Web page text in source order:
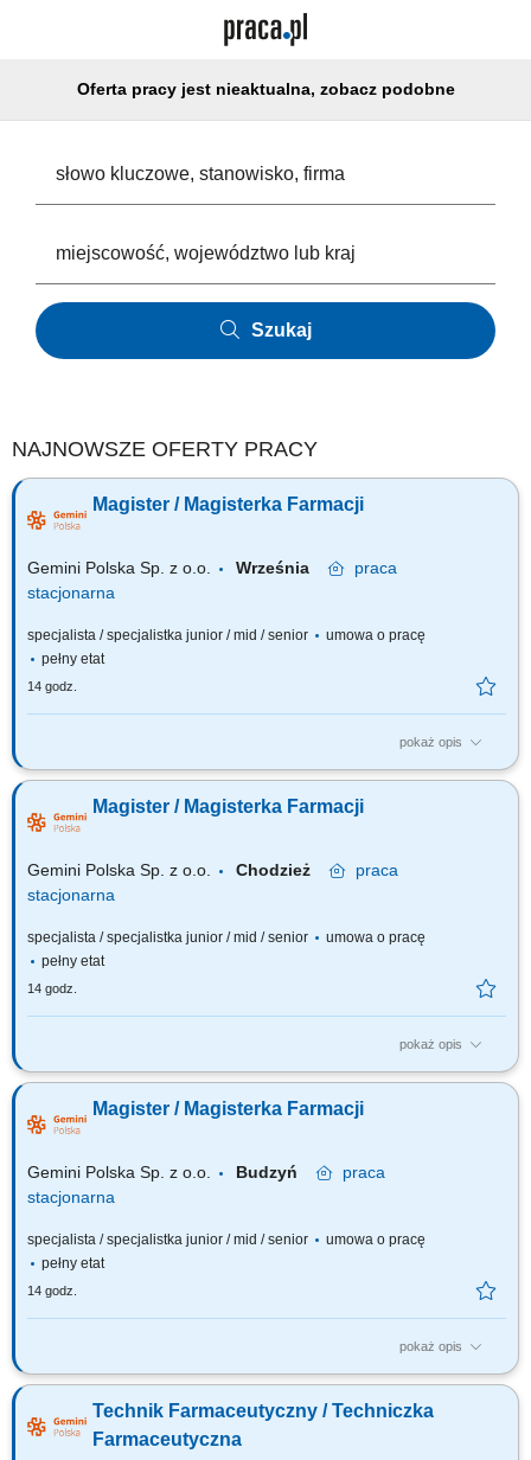
Oferta pracy jest nieaktualna, zobacz podobne
Szukaj
NAJNOWSZE OFERTY PRACY
Magister / Magisterka Farmacji
Gemini Polska Sp. z o.o. Września
praca
stacjonarna
specjalista / specjalistka junior / mid / senior
umowa o pracę
pełny etat
14 godz.
pokaż opis
Czego możesz się spodziewać? dynamiki pracy – z jednej strony
Ty jesteś ekspertem – wierzymy w Twoją fachową wiedzę, dlatego
każdemu Pacjentowi możesz poświęcić tyle czasu, ile potrzebujesz i to Ty
Magister / Magisterka Farmacji
Gemini Polska Sp. z o.o. Chodzież
praca
stacjonarna
specjalista / specjalistka junior / mid / senior
umowa o pracę
pełny etat
14 godz.
pokaż opis
Czego możesz się spodziewać? dynamiki pracy – z jednej strony
Ty jesteś ekspertem – wierzymy w Twoją fachową wiedzę, dlatego
każdemu Pacjentowi możesz poświęcić tyle czasu, ile potrzebujesz i to Ty
Magister / Magisterka Farmacji
Gemini Polska Sp. z o.o. Budzyń
praca
stacjonarna
specjalista / specjalistka junior / mid / senior
umowa o pracę
pełny etat
14 godz.
pokaż opis
Czego możesz się spodziewać? dynamiki pracy – z jednej strony
Ty jesteś ekspertem – wierzymy w Twoją fachową wiedzę, dlatego
każdemu Pacjentowi możesz poświęcić tyle czasu, ile potrzebujesz i to Ty
Technik Farmaceutyczny / Techniczka
Farmaceutyczna